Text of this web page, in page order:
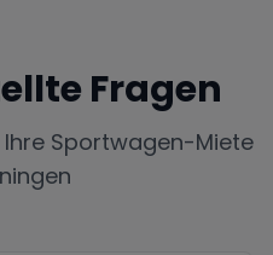
Fragen
Sportwagen-Miete